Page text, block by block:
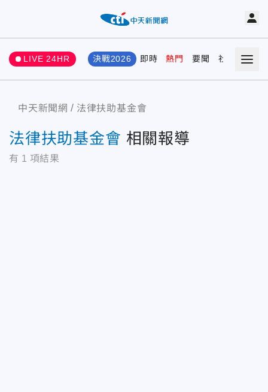
LIVE 24HR 決戰2026 即時 熱門 要聞 社會 娛樂
中天新聞網 法律扶助基金會
法律扶助基金會 相關報導
有 1 項結果